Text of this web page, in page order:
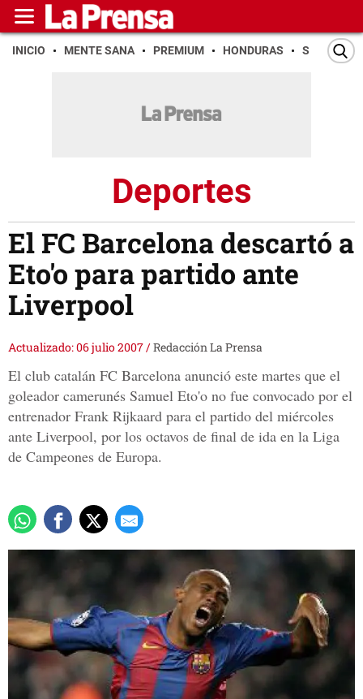
INICIO MENTE SANA PREMIUM HONDURAS SAN PEDRO
Deportes
El FC Barcelona descartó a
Eto'o para partido ante
Liverpool
Actualizado: 06 julio 2007/Redacción La Prensa
El club catalán FC Barcelona anunció este martes que el
goleador camerunés Samuel Eto'o no fue convocado por el
entrenador Frank Rijkaard para el partido del miércoles
ante Liverpool, por los octavos de final de ida en la Liga
de Campeones de Europa.